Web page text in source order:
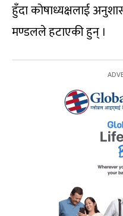
हुँदा कोषाध्यक्षलाई
मण्डलले हटाएकी हुन् ।